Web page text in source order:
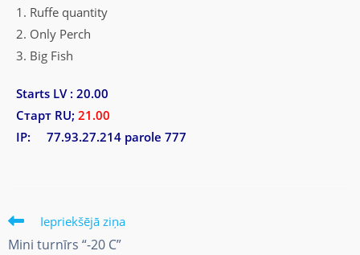
1. Ruffe quantity
2. Only Perch
3. Big Fish
Starts LV : 20.00
Старт RU; 21.00
IP: 77.93.27.214 parole 777
Iepriekšējā ziņa
Mini turnīrs “-20 C”